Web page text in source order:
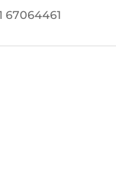
67064461